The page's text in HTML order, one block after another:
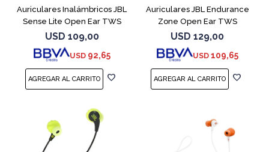
Auriculares Inalámbricos JBL
Sense Lite Open Ear TWS
Blanco
USD 109,00
USD 92,65
Auriculares JBL Endurance
Zone Open Ear TWS
Bluetooth Black
USD 129,00
USD 109,65